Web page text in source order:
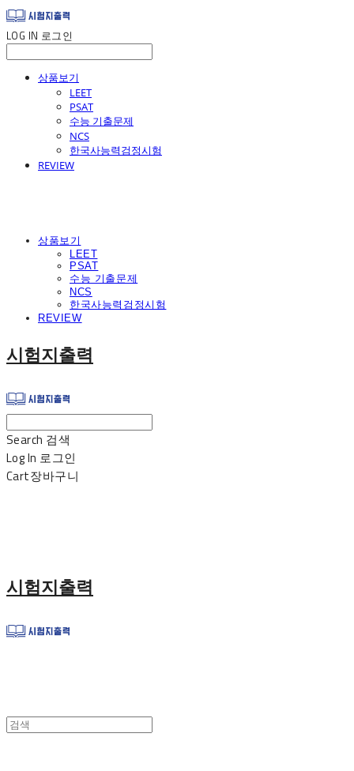
LOG IN 로그인
상품보기
LEET
PSAT
수능 기출문제
NCS
한국사능력검정시험
REVIEW
상품보기
LEET
PSAT
수능 기출문제
NCS
한국사능력검정시험
REVIEW
시험지출력
Search 검색
Log In 로그인
Cart장바구니
시험지출력